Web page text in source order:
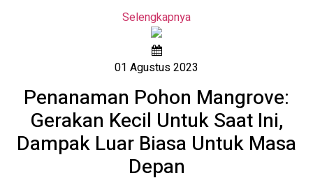
Selengkapnya
01 Agustus 2023
Penanaman Pohon Mangrove:
Gerakan Kecil Untuk Saat Ini,
Dampak Luar Biasa Untuk Masa
Depan